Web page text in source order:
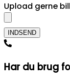
Upload gerne
INDSEND
Har du brug